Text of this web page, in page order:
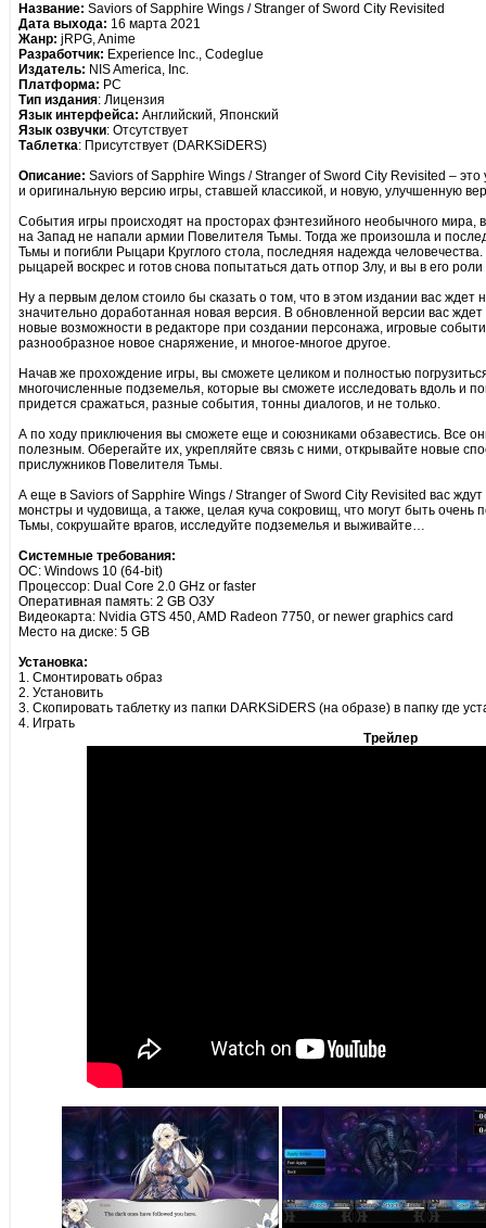
Название: Saviors of Sapphire Wings / Stranger of Sword City Revisited
Дата выхода: 16 марта 2021
Жанр: jRPG, Anime
Разработчик: Experience Inc., Codeglue
Издатель: NIS America, Inc.
Платформа: PC
Тип издания: Лицензия
Язык интерфейса: Английский, Японский
Язык озвучки: Отсутствует
Таблетка: Присутствует (DARKSiDERS)
Описание: Saviors of Sapphire Wings / Stranger of Sword City Revisited –
и оригинальную версию игры, ставшей классикой, и новую, улучшенную
События игры происходят на просторах фэнтезийного необычного мира,
на Запад не напали армии Повелителя Тьмы. Тогда же произошла и
Тьмы и погибли Рыцари Круглого стола, последняя надежда
рыцарей воскрес и готов снова попытаться дать отпор Злу, и вы в его
Ну а первым делом стоило бы сказать о том, что в этом издании вас ждет
значительно доработанная новая версия. В обновленной версии вас
новые возможности в редакторе при создании персонажа, игровые
разнообразное новое снаряжение, и многое-многое другое.
Начав же прохождение игры, вы сможете целиком и полностью
многочисленные подземелья, которые вы сможете исследовать вдоль и
придется сражаться, разные события, тонны диалогов, и не только.
А по ходу приключения вы сможете еще и союзниками обзавестись. Все
полезным. Оберегайте их, укрепляйте связь с ними, открывайте новые
прислужников Повелителя Тьмы.
А еще в Saviors of Sapphire Wings / Stranger of Sword City Revisited вас
монстры и чудовища, а также, целая куча сокровищ, что могут быть
Тьмы, сокрушайте врагов, исследуйте подземелья и выживайте…
Системные требования:
ОС: Windows 10 (64-bit)
Процессор: Dual Core 2.0 GHz or faster
Оперативная память: 2 GB ОЗУ
Видеокарта: Nvidia GTS 450, AMD Radeon 7750, or newer graphics card
Место на диске: 5 GB
Установка:
1. Смонтировать образ
2. Установить
3. Скопировать таблетку из папки DARKSiDERS (на образе) в папку где
4. Играть
Трейлер